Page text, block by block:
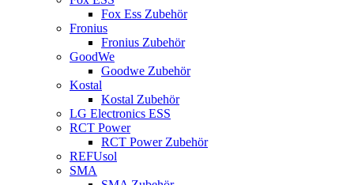
Fox Ess Zubehör
Fronius
Fronius Zubehör
GoodWe
Goodwe Zubehör
Kostal
Kostal Zubehör
LG Electronics ESS
RCT Power
RCT Power Zubehör
REFUsol
SMA